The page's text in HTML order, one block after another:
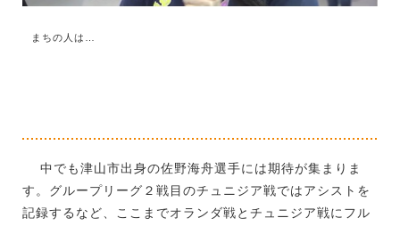
まちの人は…
中でも津山市出身の佐野海舟選手には期待が集まりま
す。グループリーグ２戦目のチュニジア戦ではアシストを
記録するなど、ここまでオランダ戦とチュニジア戦にフル